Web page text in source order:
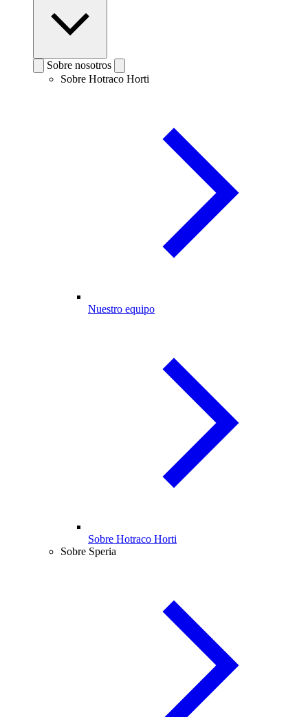
Sobre nosotros
Sobre Hotraco Horti
Nuestro equipo
Sobre Hotraco Horti
Sobre Speria